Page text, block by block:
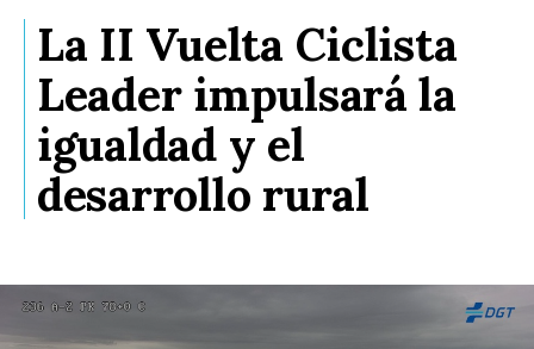
La II Vuelta Ciclista
Leader impulsará la
igualdad y el
desarrollo rural